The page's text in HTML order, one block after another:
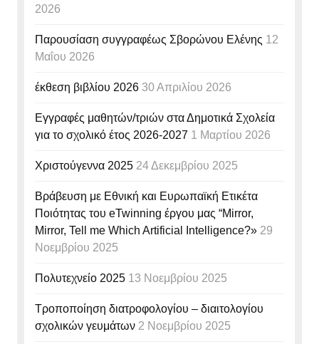
2026
Παρουσίαση συγγραφέως Σβορώνου Ελένης 12
Μαΐου 2026
έκθεση βιβλίου 2026 30 Απριλίου 2026
Εγγραφές μαθητών/τριών στα Δημοτικά Σχολεία
για το σχολικό έτος 2026-2027 1 Μαρτίου 2026
Χριστούγεννα 2025 24 Δεκεμβρίου 2025
Βράβευση με Εθνική και Ευρωπαϊκή Ετικέτα
Ποιότητας του eTwinning έργου μας “Mirror,
Mirror, Tell me Which Artificial Intelligence?» 29
Νοεμβρίου 2025
Πολυτεχνείο 2025 13 Νοεμβρίου 2025
Τροποποίηση διατροφολογίου – διαιτολογίου
σχολικών γευμάτων 2 Νοεμβρίου 2025